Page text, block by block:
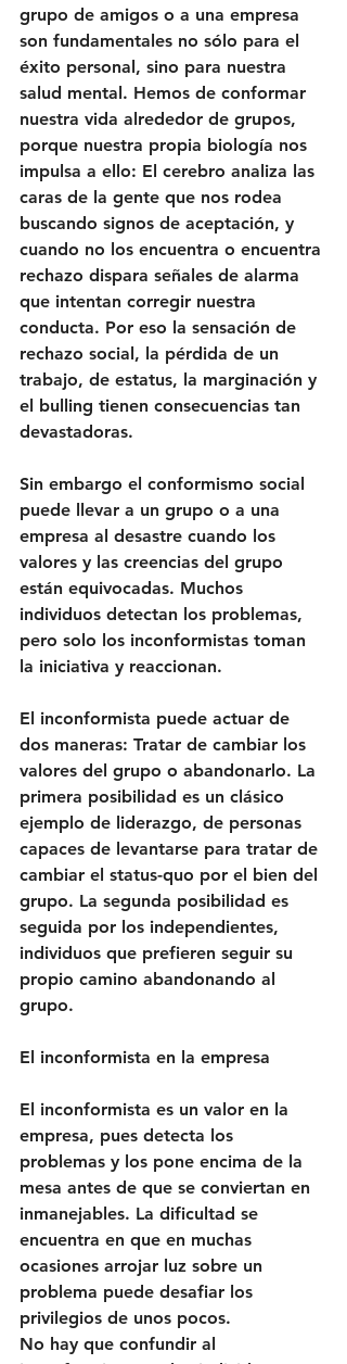
grupo de amigos o a una empresa
son fundamentales no sólo para el
éxito personal, sino para nuestra
salud mental. Hemos de conformar
nuestra vida alrededor de grupos,
porque nuestra propia biología nos
impulsa a ello: El cerebro analiza las
caras de la gente que nos rodea
buscando signos de aceptación, y
cuando no los encuentra o encuentra
rechazo dispara señales de alarma
que intentan corregir nuestra
conducta. Por eso la sensación de
rechazo social, la pérdida de un
trabajo, de estatus, la marginación y
el bulling tienen consecuencias tan
devastadoras.
Sin embargo el conformismo social
puede llevar a un grupo o a una
empresa al desastre cuando los
valores y las creencias del grupo
están equivocadas. Muchos
individuos detectan los problemas,
pero solo los inconformistas toman
la iniciativa y reaccionan.
El inconformista puede actuar de
dos maneras: Tratar de cambiar los
valores del grupo o abandonarlo. La
primera posibilidad es un clásico
ejemplo de liderazgo, de personas
capaces de levantarse para tratar de
cambiar el status-quo por el bien del
grupo. La segunda posibilidad es
seguida por los independientes,
individuos que prefieren seguir su
propio camino abandonando al
grupo.
El inconformista en la empresa
El inconformista es un valor en la
empresa, pues detecta los
problemas y los pone encima de la
mesa antes de que se conviertan en
inmanejables. La dificultad se
encuentra en que en muchas
ocasiones arrojar luz sobre un
problema puede desafiar los
privilegios de unos pocos.
No hay que confundir al